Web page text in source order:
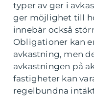
typer av ger i
ger möjlighet till
innebär också
Obligationer kan
avkastning, men
avkastningen på
fastigheter kan
regelbundna